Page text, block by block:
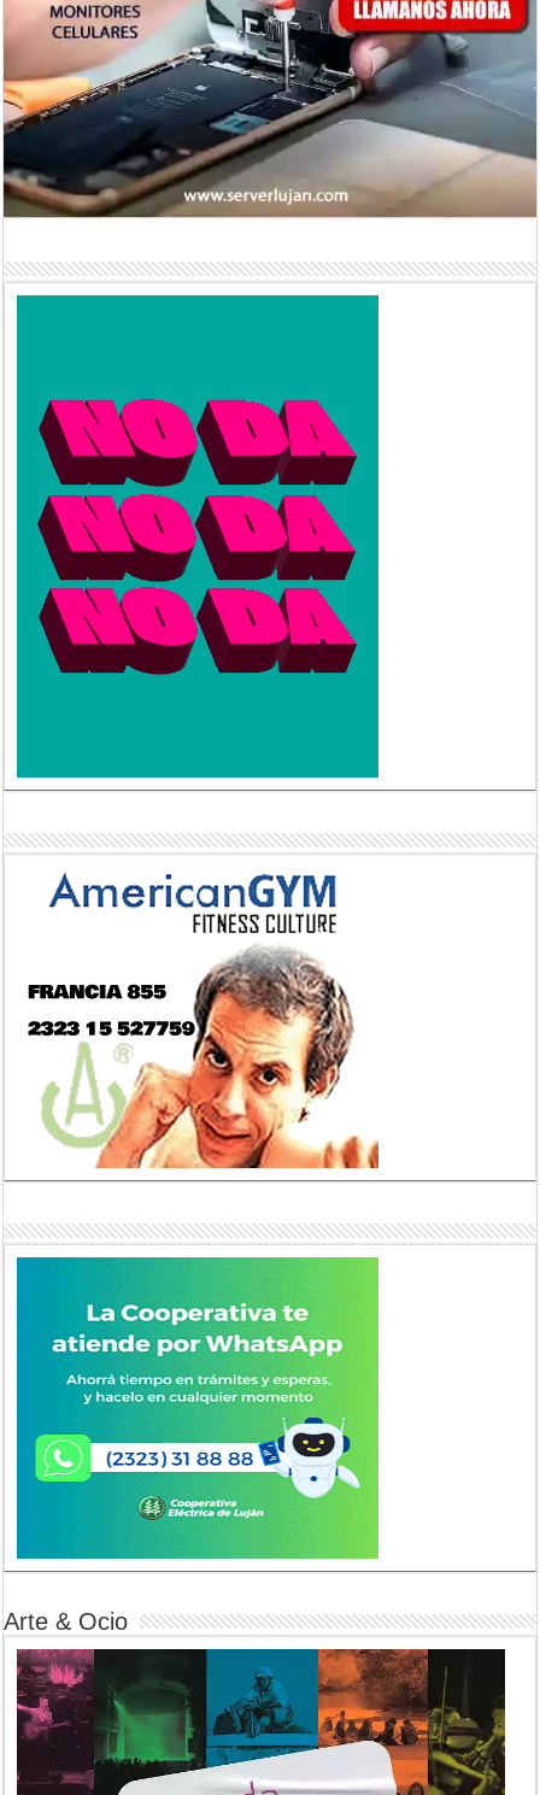
Arte & Ocio